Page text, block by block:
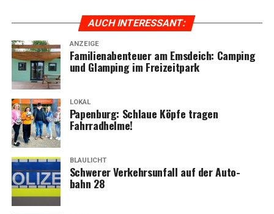
AUCH INTER­ES­SANT:
ANZEIGE
Fami­li­en­aben­teu­er am Ems­deich: Cam­ping
und Glam­ping im Freizeitpark
LOKAL
Papen­burg: Schlaue Köp­fe tra­gen
Fahrradhelme!
BLAULICHT
Schwe­rer Ver­kehrs­un­fall auf der Auto­
bahn 28